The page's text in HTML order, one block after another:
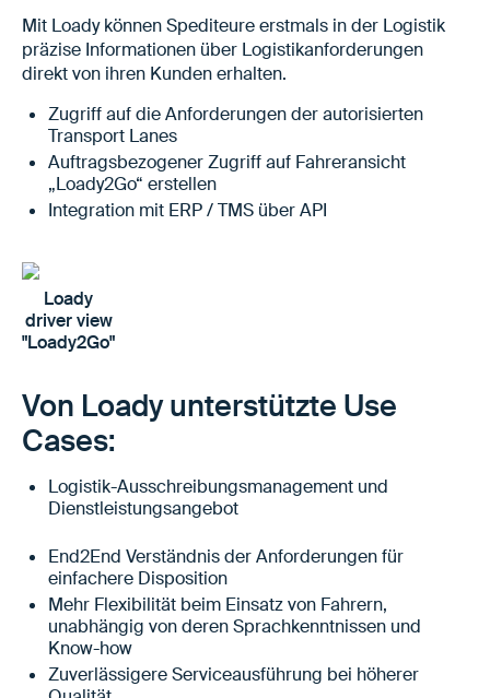
Mit Loady können Spediteure erstmals in der Logistik
präzise Informationen über Logistikanforderungen
direkt von ihren Kunden erhalten.
Zugriff auf die Anforderungen der autorisierten
Transport Lanes
Auftragsbezogener Zugriff auf Fahreransicht
„Loady2Go“ erstellen
Integration mit ERP / TMS über API
Loady
driver view
"Loady2Go"
Von Loady unterstützte Use
Cases:
Logistik-Ausschreibungsmanagement und
Dienstleistungsangebot
End2End Verständnis der Anforderungen für
einfachere Disposition
Mehr Flexibilität beim Einsatz von Fahrern,
unabhängig von deren Sprachkenntnissen und
Know-how
Zuverlässigere Serviceausführung bei höherer